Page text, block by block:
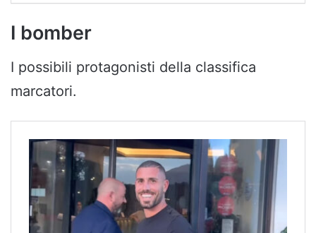
I bomber
I possibili protagonisti della classifica
marcatori.